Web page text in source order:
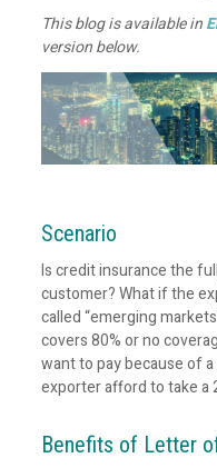
This blog is available in
version below.
Scenario
Is credit insurance the
customer? What if the
called “emerging
covers 80% or no
want to pay because of
exporter afford to take a
Benefits of Letter